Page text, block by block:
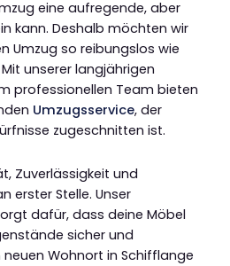
eine aufregende, aber
kann. Deshalb möchten wir
Umzug so reibungslos wie
unserer langjährigen
professionellen Team bieten
Umzugsservice, der
zugeschnitten ist.
Zuverlässigkeit und
erster Stelle. Unser
dafür, dass deine Möbel
sicher und
Wohnort in Schifflange